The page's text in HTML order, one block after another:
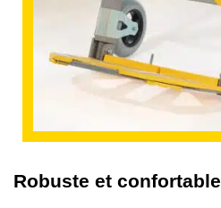
Robuste et confortable